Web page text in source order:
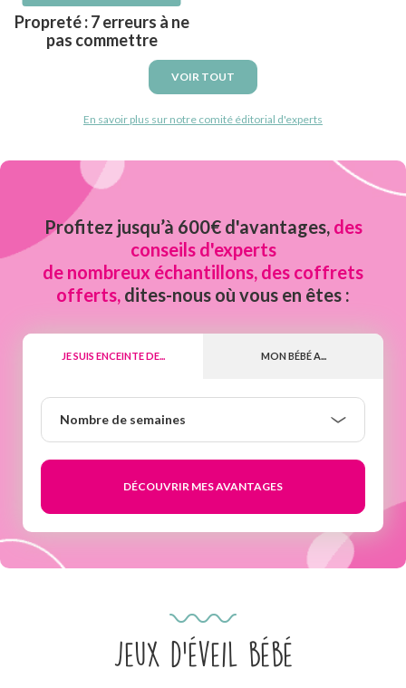
Propreté : 7 erreurs à ne
pas commettre
VOIR TOUT
En savoir plus sur notre comité éditorial d'experts
Profitez jusqu’à 600€ d'avantages, des
conseils d'experts
de nombreux échantillons, des coffrets
offerts, dites-nous où vous en êtes :
JE SUIS ENCEINTE DE... MON BÉBÉ A...
semaines
Nombre de semaines
Jeux d'éveil bébé